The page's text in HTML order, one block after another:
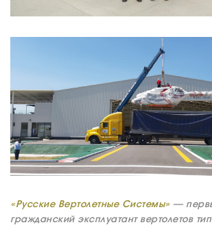
О КОМПАНИИ
«Русские Вертолетные Системы» —
гражданский эксплуатант вертолетов